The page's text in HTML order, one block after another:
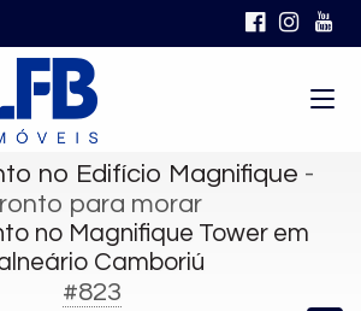
no Edifício Magnifique -
para morar
no Magnifique Tower em
Camboriú
#823